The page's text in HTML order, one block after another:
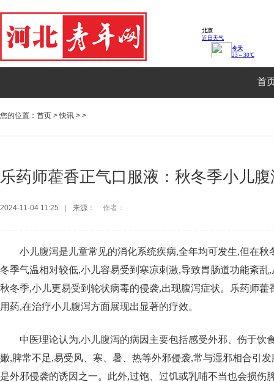
首
您的位置： 首页 >快讯 > >
乐药师藿香正气口服液：秋冬季小儿
2024-11-04 11:25 来源： 作者：
小儿腹泻是儿童常见的消化系统疾病,全年均可发生,但在秋
冬季气温相对较低,小儿容易受到寒凉刺激,导致胃肠道功能紊乱
秋冬季,小儿更易受到轮状病毒的侵袭,出现腹泻症状。乐药师藿
用药,在治疗小儿腹泻方面展现出显著的疗效。
中医理论认为,小儿腹泻的病因主要包括感受外邪、伤于饮
嫩,脾常不足,易受风、寒、暑、热等外邪侵袭,常与湿邪相合引
是外邪侵袭的诱因之一。此外,过饱、过饥或乳哺不当也会损伤